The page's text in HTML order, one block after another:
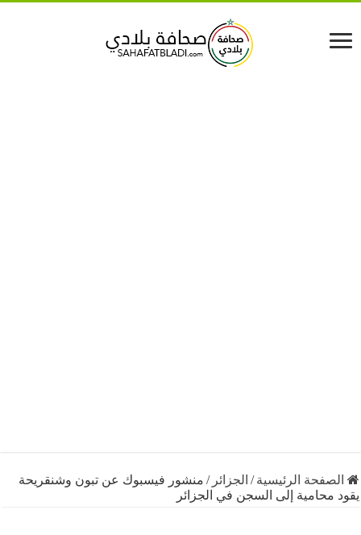
الرئيسية /الجزائر/منشور فيسبوك عن تبون وشنقريحة
إلى السجن في الجزائر